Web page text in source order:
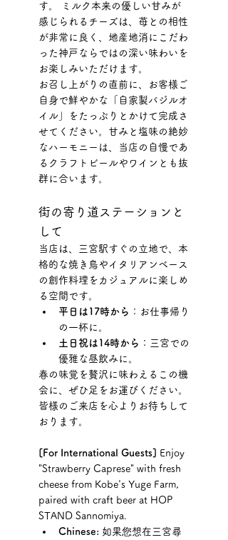
す。 ミルク本来の優しい甘みが
感じられるチーズは、苺との相性
が非常に良く、地産地消にこだわ
った神戸ならではの深い味わいを
お楽しみいただけます。
お召し上がりの直前に、お客様ご
自身で鮮やかな「自家製バジルオ
イル」をたっぷりとかけて完成さ
せてください。甘みと塩味の絶妙
なハーモニーは、当店の自慢であ
るクラフトビールやワインとも抜
群に合います。
街の寄り道ステーションと
して
当店は、三宮駅すぐの立地で、本
格的な焼き鳥やイタリアンベース
の創作料理をカジュアルに楽しめ
る空間です。
平日は17時から ：お仕事帰り
の一杯に。
土日祝は14時から ：三宮での
優雅な昼飲みに。
春の味覚を贅沢に味わえるこの機
会に、ぜひ足をお運びください。
皆様のご来店を心よりお待ちして
おります。
[For International Guests] Enjoy
"Strawberry Caprese" with fresh
cheese from Kobe's Yuge Farm,
paired with craft beer at HOP
STAND Sannomiya.
Chinese: 如果您想在三宮尋